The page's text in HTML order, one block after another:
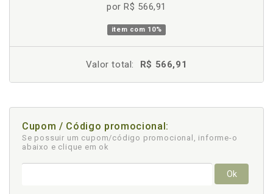
por R$ 566,91
item com 10%
Valor total: R$ 566,91
Cupom / Código promocional:
Se possuir um cupom/código promocional, informe-o
abaixo e clique em ok
Ok